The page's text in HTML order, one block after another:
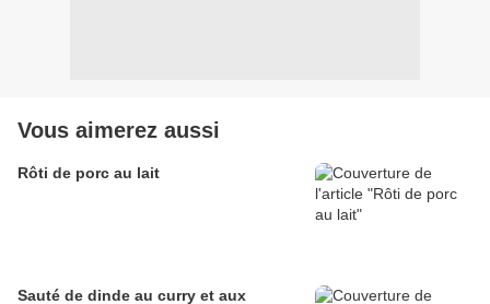
Vous aimerez aussi
Rôti de porc au lait
Sauté de dinde au curry et aux